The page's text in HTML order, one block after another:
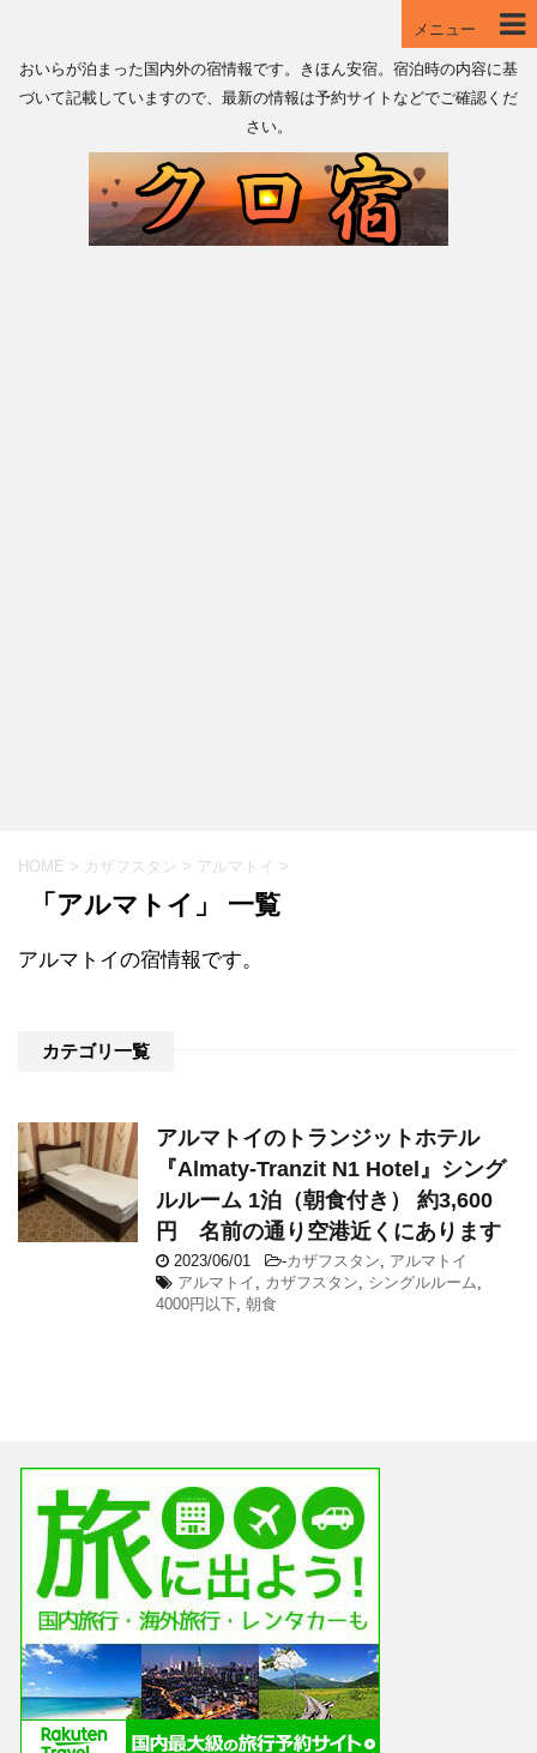
メニュー
おいらが泊まった国内外の宿情報です。きほん安宿。宿泊時の内容に基
づいて記載していますので、最新の情報は予約サイトなどでご確認くだ
さい。
HOME > カザフスタン > アルマトイ >
「アルマトイ」 一覧
アルマトイの宿情報です。
カテゴリ一覧
アルマトイのトランジットホテル
『Almaty-Tranzit N1 Hotel』シング
ルルーム 1泊（朝食付き） 約3,600
円 名前の通り空港近くにあります
2023/06/01 -カザフスタン
アルマトイ
アルマトイ
カザフスタン シングルルーム
4000円以下 朝食